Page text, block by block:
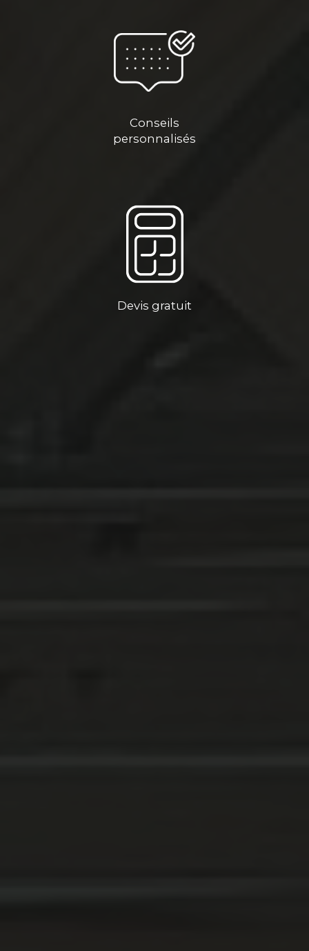
Conseils
personnalisés
Devis gratuit